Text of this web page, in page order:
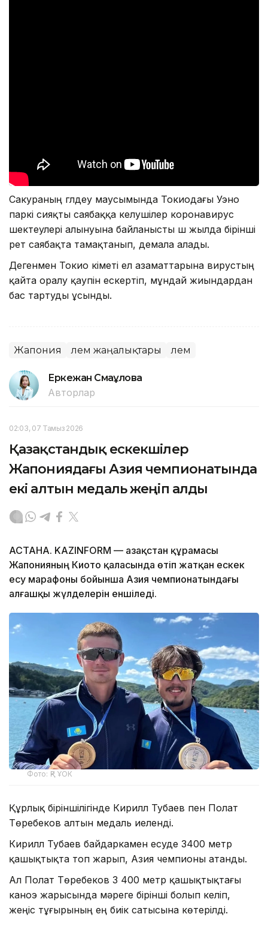
Сакураның гүлдеу маусымында Токиодағы Уэно
паркі сияқты саябаққа келушілер коронавирус
шектеулері алынуына байланысты үш жылда бірінші
рет саябақта тамақтанып, демала алады.
Дегенмен Токио үкіметі ел азаматтарына вирустың
қайта оралу қаупін ескертіп, мұндай жиындардан
бас тартуды ұсынды.
Жапония Әлем жаңалықтары Әлем
Еркежан Смағұлова
Авторлар
02:03, 07 Тамыз 2026
Қазақстандық ескекшілер
Жапониядағы Азия чемпионатында
екі алтын медаль жеңіп алды
АСТАНА. KAZINFORM — Қазақстан құрамасы
Жапонияның Киото қаласында өтіп жатқан ескек
есу марафоны бойынша Азия чемпионатындағы
алғашқы жүлделерін еншіледі.
Фото: ҚР ҰОК
Құрлық біріншілігінде Кирилл Тубаев пен Полат
Төребеков алтын медаль иеленді.
Кирилл Тубаев байдаркамен есуде 3400 метр
қашықтықта топ жарып, Азия чемпионы атанды.
Ал Полат Төребеков 3 400 метр қашықтықтағы
каноэ жарысында мәреге бірінші болып келіп,
жеңіс тұғырының ең биік сатысына көтерілді.